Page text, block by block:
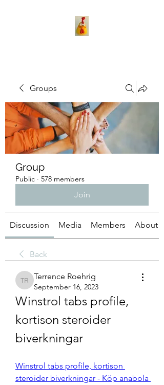
Groups
Group
Public · 578 members
Join
Discussion Media Members About
Back
Terrence Roehrig
Terrence Roehrig
September 16, 2023
Winstrol tabs profile,
kortison steroider
biverkningar
Winstrol tabs profile, kortison
steroider biverkningar - Köp anabola